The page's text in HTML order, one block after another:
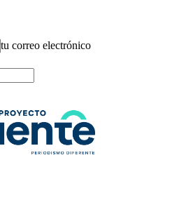
tu correo electrónico